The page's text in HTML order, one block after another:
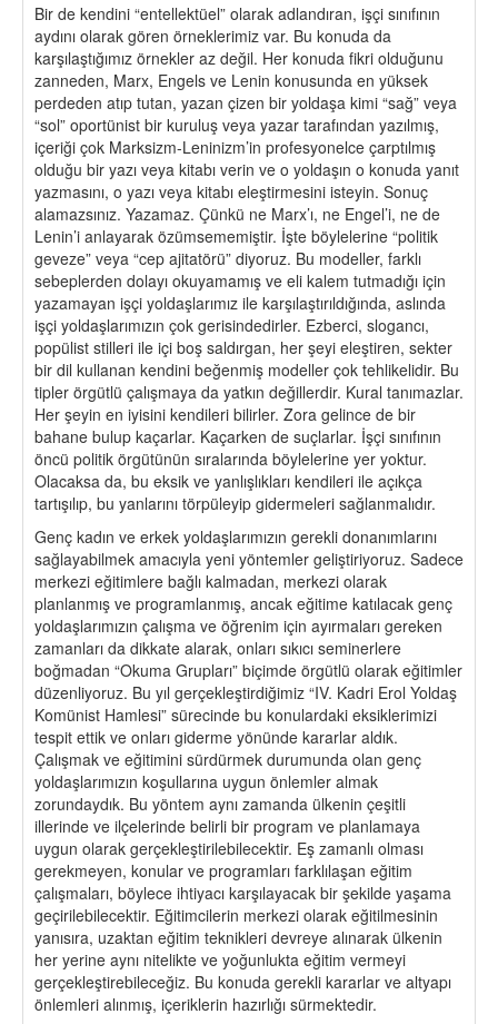
Bir de kendini “entellektüel” olarak adlandıran, işçi sınıfının
aydını olarak gören örneklerimiz var. Bu konuda da
karşılaştığımız örnekler az değil. Her konuda fikri olduğunu
zanneden, Marx, Engels ve Lenin konusunda en yüksek
perdeden atıp tutan, yazan çizen bir yoldaşa kimi “sağ” veya
“sol” oportünist bir kuruluş veya yazar tarafından yazılmış,
içeriği çok Marksizm-Leninizm’in profesyonelce çarptılmış
olduğu bir yazı veya kitabı verin ve o yoldaşın o konuda yanıt
yazmasını, o yazı veya kitabı eleştirmesini isteyin. Sonuç
alamazsınız. Yazamaz. Çünkü ne Marx’ı, ne Engel’i, ne de
Lenin’i anlayarak özümsememiştir. İşte böylelerine “politik
geveze” veya “cep ajitatörü” diyoruz. Bu modeller, farklı
sebeplerden dolayı okuyamamış ve eli kalem tutmadığı için
yazamayan işçi yoldaşlarımız ile karşılaştırıldığında, aslında
işçi yoldaşlarımızın çok gerisindedirler. Ezberci, slogancı,
popülist stilleri ile içi boş saldırgan, her şeyi eleştiren, sekter
bir dil kullanan kendini beğenmiş modeller çok tehlikelidir. Bu
tipler örgütlü çalışmaya da yatkın değillerdir. Kural tanımazlar.
Her şeyin en iyisini kendileri bilirler. Zora gelince de bir
bahane bulup kaçarlar. Kaçarken de suçlarlar. İşçi sınıfının
öncü politik örgütünün sıralarında böylelerine yer yoktur.
Olacaksa da, bu eksik ve yanlışlıkları kendileri ile açıkça
tartışılıp, bu yanlarını törpüleyip gidermeleri sağlanmalıdır.
Genç kadın ve erkek yoldaşlarımızın gerekli donanımlarını
sağlayabilmek amacıyla yeni yöntemler geliştiriyoruz. Sadece
merkezi eğitimlere bağlı kalmadan, merkezi olarak
planlanmış ve programlanmış, ancak eğitime katılacak genç
yoldaşlarımızın çalışma ve öğrenim için ayırmaları gereken
zamanları da dikkate alarak, onları sıkıcı seminerlere
boğmadan “Okuma Grupları” biçimde örgütlü olarak eğitimler
düzenliyoruz. Bu yıl gerçekleştirdiğimiz “IV. Kadri Erol Yoldaş
Komünist Hamlesi” sürecinde bu konulardaki eksiklerimizi
tespit ettik ve onları giderme yönünde kararlar aldık.
Çalışmak ve eğitimini sürdürmek durumunda olan genç
yoldaşlarımızın koşullarına uygun önlemler almak
zorundaydık. Bu yöntem aynı zamanda ülkenin çeşitli
illerinde ve ilçelerinde belirli bir program ve planlamaya
uygun olarak gerçekleştirilebilecektir. Eş zamanlı olması
gerekmeyen, konular ve programları farklılaşan eğitim
çalışmaları, böylece ihtiyacı karşılayacak bir şekilde yaşama
geçirilebilecektir. Eğitimcilerin merkezi olarak eğitilmesinin
yanısıra, uzaktan eğitim teknikleri devreye alınarak ülkenin
her yerine aynı nitelikte ve yoğunlukta eğitim vermeyi
gerçekleştirebileceğiz. Bu konuda gerekli kararlar ve altyapı
önlemleri alınmış, içeriklerin hazırlığı sürmektedir.